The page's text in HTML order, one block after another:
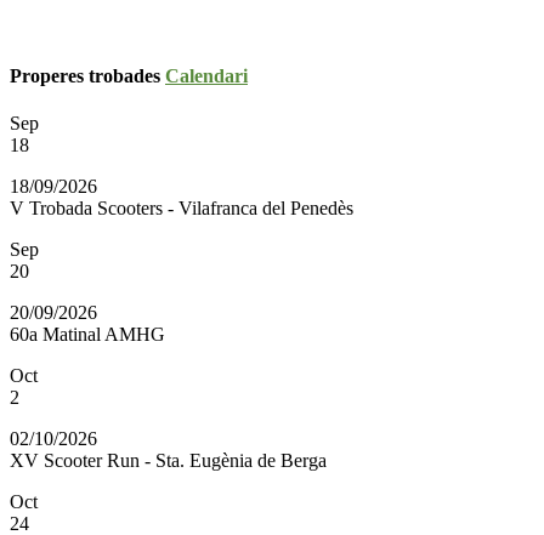
Properes trobades Calendari
Sep
18
18/09/2026
V Trobada Scooters - Vilafranca del Penedès
Sep
20
20/09/2026
60a Matinal AMHG
Oct
2
02/10/2026
XV Scooter Run - Sta. Eugènia de Berga
Oct
24